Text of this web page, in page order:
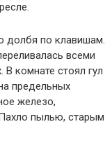
долбя по клавишам.
всеми
В комнате стоял гул
предельных
железо,
пылью, старым